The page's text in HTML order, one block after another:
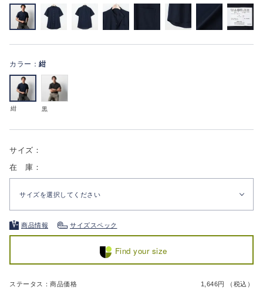
カラー： 紺
紺 黒
サイズ：
在 庫：
サイズを選択してください
商品情報 サイズスペック
Find your size
ステータス：商品価格 1,646円 （税込）